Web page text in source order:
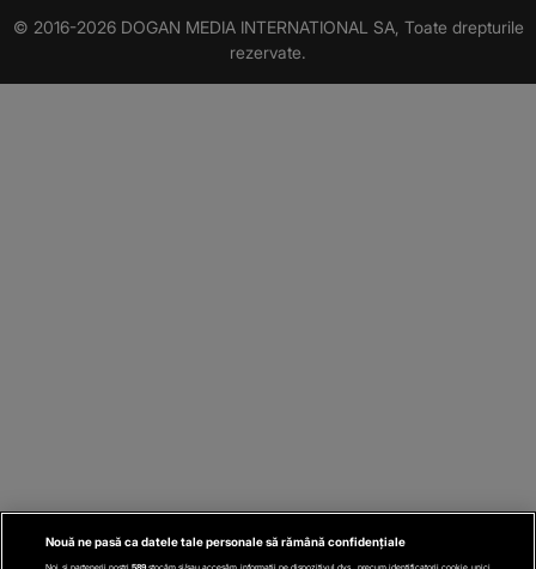
© 2016-2026 DOGAN MEDIA INTERNATIONAL SA, Toate drepturile
rezervate.
Nouă ne pasă ca datele tale personale să rămână confidențiale
Noi și partenerii noștri 589stocăm și/sau accesăm informații pe dispozitivul dvs., precum identificatorii cookie unici